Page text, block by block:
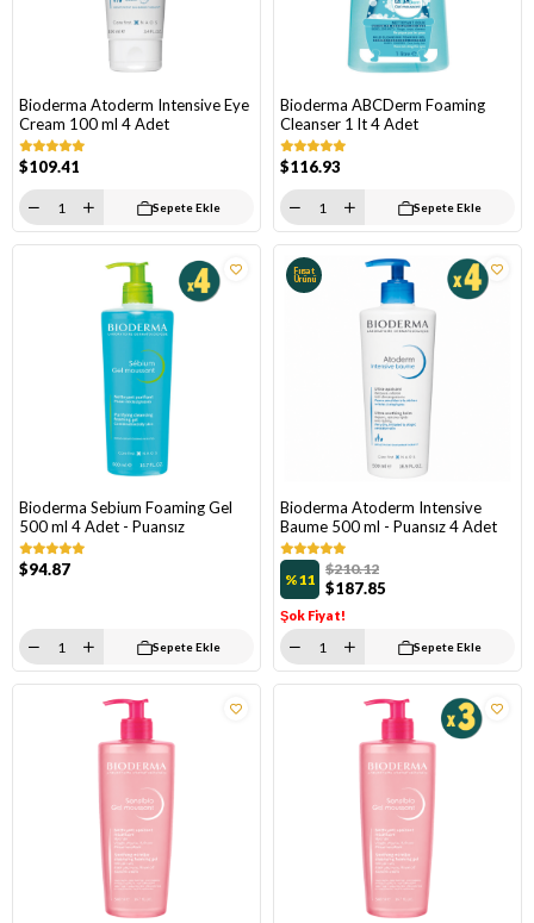
Bioderma Atoderm Intensive Eye
Cream 100 ml 4 Adet
$109.41
Sepete Ekle
Bioderma ABCDerm Foaming
Cleanser 1 lt 4 Adet
$116.93
Sepete Ekle
Bioderma Sebium Foaming Gel
500 ml 4 Adet - Puansız
$94.87
Sepete Ekle
Bioderma Atoderm Intensive
Baume 500 ml - Puansız 4 Adet
%11 $187.85
$210.12
Şok Fiyat!
Fırsat
Ürünü
Sepete Ekle